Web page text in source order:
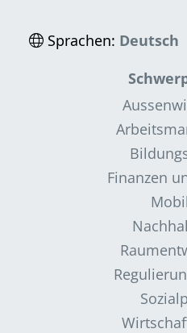
Sprachen: Deutsch
Finanzen